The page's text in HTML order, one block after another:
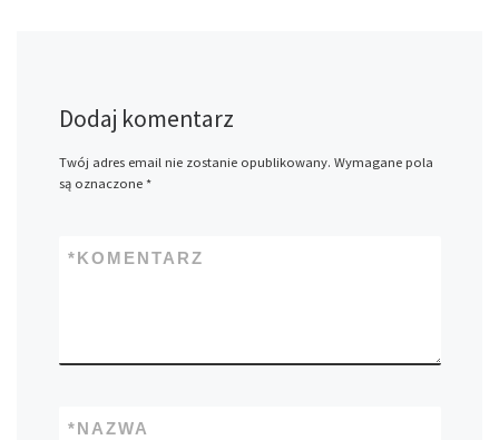
Dodaj komentarz
Twój adres email nie zostanie opublikowany. Wymagane pola
są oznaczone *
KOMENTARZ
*
NAZWA
*